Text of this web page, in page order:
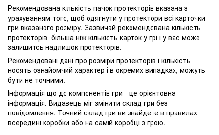
Рекомендована кількість пачок протекторів вказана з
урахуванням того, щоб одягнути у протектори всі карточки
гри вказаного розміру. Зазвичай рекомендована кількість
протекторів більша ніж кількість карток у грі і у вас може
залишитсь надлишок протекторів.
Рекомендовані дані про розміри протекторів і кількість
носять ознайомчий характер і в окремих випадках, можуть
бути не точними.
Інформація що до компонентів гри - це орієнтовна
інформація. Видавець міг змінити склад гри без
повідомлення. Точний склад гри ви знайдете в правилах
всередині коробки або на самій коробці з грою.